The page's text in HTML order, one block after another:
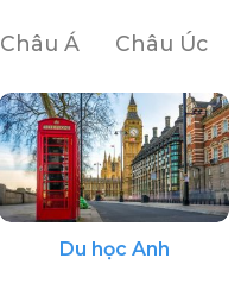
Châu Á Châu Úc
Du học Anh